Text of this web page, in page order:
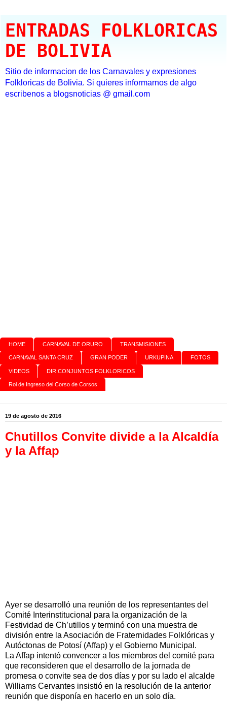
ENTRADAS FOLKLORICAS
DE BOLIVIA
Sitio de informacion de los Carnavales y expresiones
Folkloricas de Bolivia. Si quieres informarnos de algo
escribenos a blogsnoticias @ gmail.com
HOME CARNAVAL DE ORURO TRANSMISIONES
CARNAVAL SANTA CRUZ GRAN PODER URKUPINA FOTOS
VIDEOS DIR CONJUNTOS FOLKLORICOS
Rol de Ingreso del Corso de Corsos
19 de agosto de 2016
Chutillos Convite divide a la Alcaldía
y la Affap
Ayer se desarrolló una reunión de los representantes del
Comité Interinstitucional para la organización de la
Festividad de Ch’utillos y terminó con una muestra de
división entre la Asociación de Fraternidades Folklóricas y
Autóctonas de Potosí (Affap) y el Gobierno Municipal.
La Affap intentó convencer a los miembros del comité para
que reconsideren que el desarrollo de la jornada de
promesa o convite sea de dos días y por su lado el alcalde
Williams Cervantes insistió en la resolución de la anterior
reunión que disponía en hacerlo en un solo día.